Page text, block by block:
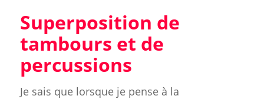
Superposition de
tambours et de
percussions
Je sais que lorsque je pense à la